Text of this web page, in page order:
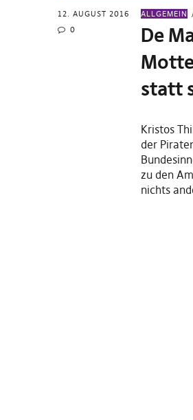
12. AUGUST 2016
0
ALLGEMEIN
De
statt
Kristos
der
zu den
nichts